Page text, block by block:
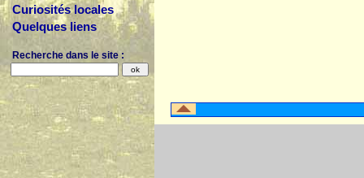
Curiosités locales
Quelques liens
Recherche dans le site :